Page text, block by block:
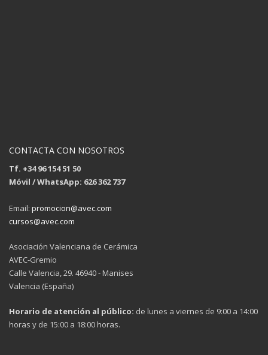
CONTACTA CON NOSOTROS
Tf. +34 96 154 51 50
Móvil / WhatsApp: 626 362 737
Email: promocion@avec.com
cursos@avec.com
Asociación Valenciana de Cerámica
AVEC-Gremio
Calle Valencia, 29. 46940 - Manises
Valencia (España)
Horario de atención al público: de lunes a viernes de 9:00 a 14:00
horas y de 15:00 a 18:00 horas.